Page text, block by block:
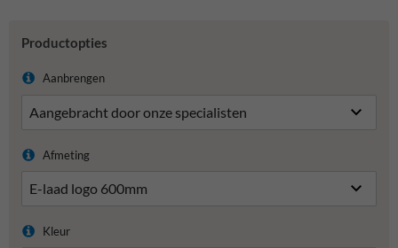
Productopties
Aanbrengen
Afmeting
Kleur